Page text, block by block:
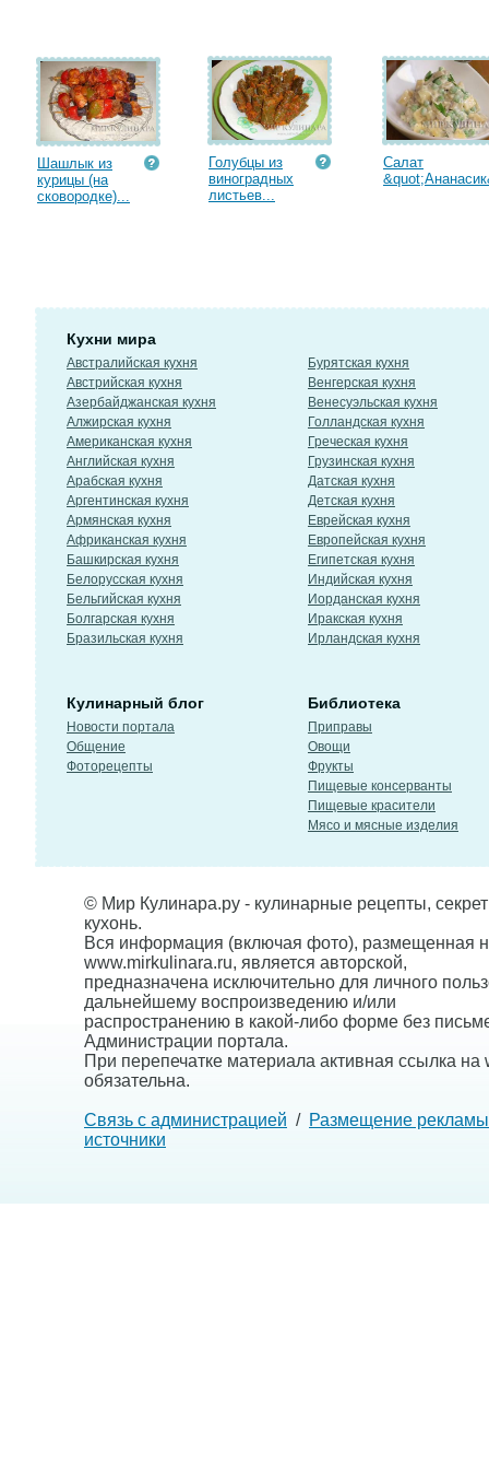
Шашлык из
курицы (на
сковородке)...
Голубцы из
виноградных
листьев...
Салат
Кухни мира
Австралийская кухня
Австрийская кухня
Азербайджанская кухня
Алжирская кухня
Американская кухня
Английская кухня
Арабская кухня
Аргентинская кухня
Армянская кухня
Африканская кухня
Башкирская кухня
Белорусская кухня
Бельгийская кухня
Болгарская кухня
Бразильская кухня
Бурятская кухня
Венгерская кухня
Венесуэльская кухня
Голландская кухня
Греческая кухня
Грузинская кухня
Датская кухня
Детская кухня
Еврейская кухня
Европейская кухня
Египетская кухня
Индийская кухня
Иорданская кухня
Иракская кухня
Ирландская кухня
Кулинарный блог
Новости портала
Общение
Фоторецепты
Библиотека
Приправы
Овощи
Фрукты
Пищевые консерванты
Пищевые красители
Мясо и мясные изделия
© Мир Кулинара.ру - кулинарные рецепты,
кухонь.
Вся информация (включая фото), размещенная
www.mirkulinara.ru, является авторской,
предназначена исключительно для личного
дальнейшему воспроизведению и/или
распространению в какой-либо форме без
Администрации портала.
При перепечатке материала активная ссылка на
обязательна.
Связь с администрацией / Размещение рекламы
источники